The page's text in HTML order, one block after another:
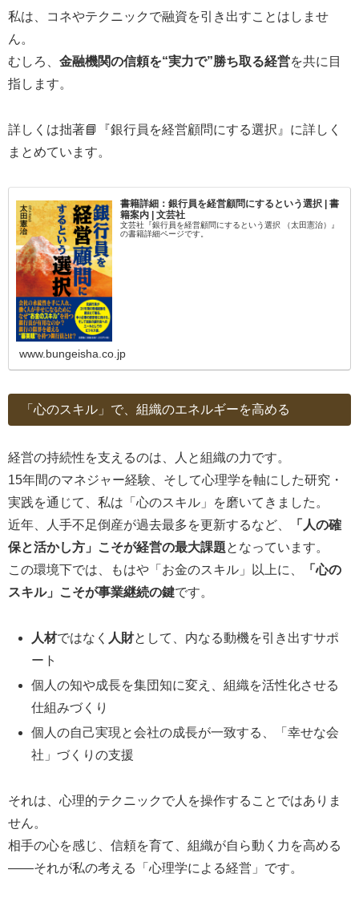
私は、コネやテクニックで融資を引き出すことはしませ
ん。
むしろ、 金融機関の信頼を“実力で”勝ち取る経営を共に目
指します。
詳しくは拙著📘『銀行員を経営顧問にする選択』に詳しく
まとめています。
書籍詳細：銀行員を経営顧問にするという選択 | 書
籍案内 | 文芸社
文芸社『銀行員を経営顧問にするという選択 （太田憲治）』
の書籍詳細ページです。
www.bungeisha.co.jp
「心のスキル」で、組織のエネルギーを高める
経営の持続性を支えるのは、人と組織の力です。
15年間のマネジャー経験、そして心理学を軸にした研究・
実践を通じて、私は「心のスキル」を磨いてきました。
近年、人手不足倒産が過去最多を更新するなど、
「人の確
保と活かし方」こそが経営の最大課題となっています。
この環境下では、もはや「お金のスキル」以上に、
「心の
スキル」こそが事業継続の鍵です。
人材ではなく 人財として、内なる動機を引き出すサポ
ート
個人の知や成長を集団知に変え、組織を活性化させる
仕組みづくり
個人の自己実現と会社の成長が一致する、「幸せな会
社」づくりの支援
それは、心理的テクニックで人を操作することではありま
せん。
相手の心を感じ、信頼を育て、組織が自ら動く力を高める
――それが私の考える「心理学による経営」です。